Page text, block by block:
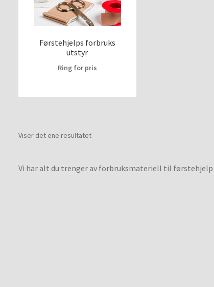
Førstehjelps forbruks
utstyr
Ring for pris
Viser det ene resultatet
Vi har alt du trenger av forbruksmateriell til førstehjelp